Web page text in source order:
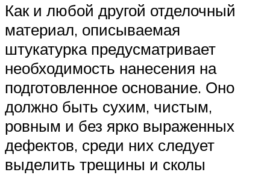
Как и любой другой отделочный
материал, описываемая
штукатурка предусматривает
необходимость нанесения на
подготовленное основание. Оно
должно быть сухим, чистым,
ровным и без ярко выраженных
дефектов, среди них следует
выделить трещины и сколы